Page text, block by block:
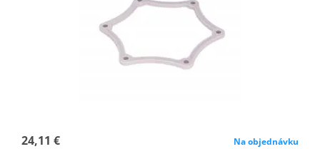
24,11 € Na objednávku